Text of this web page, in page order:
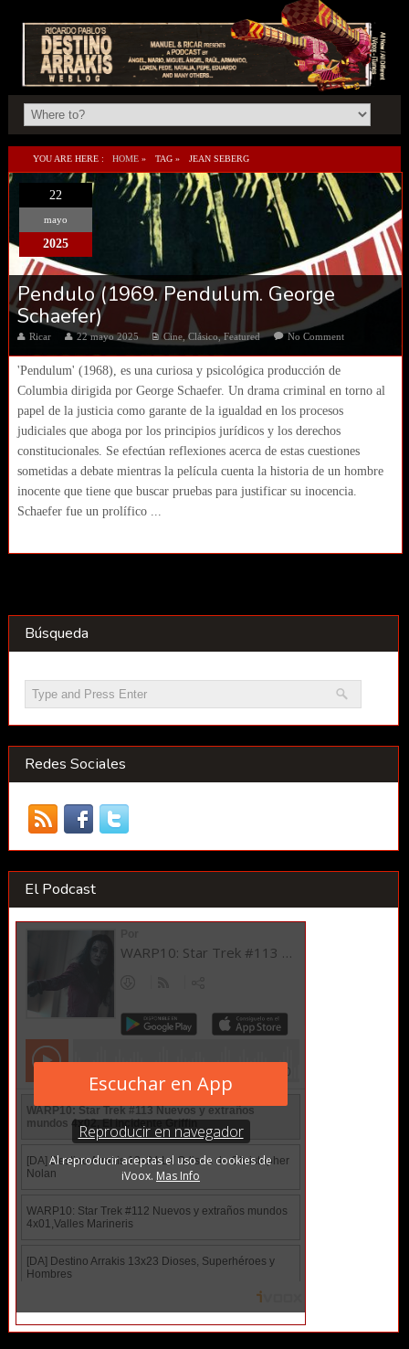
YOU ARE HERE : HOME » TAG » JEAN SEBERG
22
mayo
2025
Pendulo (1969. Pendulum. George
Schaefer)
Ricar 22 mayo 2025 Cine, Clásico,Featured No Comment
'Pendulum' (1968), es una curiosa y psicológica producción de
Columbia dirigida por George Schaefer. Un drama criminal en torno al
papel de la justicia como garante de la igualdad en los procesos
judiciales que aboga por los principios jurídicos y los derechos
constitucionales. Se efectúan reflexiones acerca de estas cuestiones
sometidas a debate mientras la película cuenta la historia de un hombre
inocente que tiene que buscar pruebas para justificar su inocencia.
Schaefer fue un prolífico ...
Búsqueda
Redes Sociales
El Podcast